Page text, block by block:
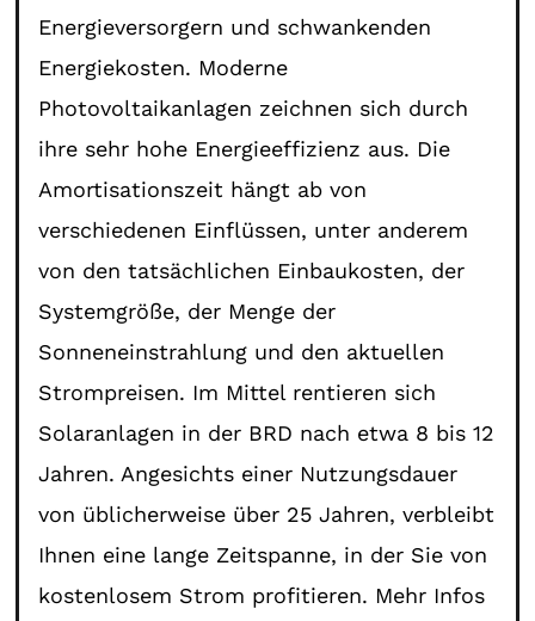
Energieversorgern und schwankenden
Energiekosten. Moderne
Photovoltaikanlagen zeichnen sich durch
ihre sehr hohe Energieeffizienz aus. Die
Amortisationszeit hängt ab von
verschiedenen Einflüssen, unter anderem
von den tatsächlichen Einbaukosten, der
Systemgröße, der Menge der
Sonneneinstrahlung und den aktuellen
Strompreisen. Im Mittel rentieren sich
Solaranlagen in der BRD nach etwa 8 bis 12
Jahren. Angesichts einer Nutzungsdauer
von üblicherweise über 25 Jahren, verbleibt
Ihnen eine lange Zeitspanne, in der Sie von
kostenlosem Strom profitieren. Mehr Infos